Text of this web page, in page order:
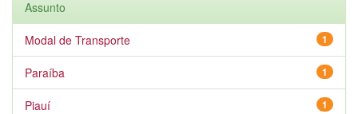
Assunto
1
Modal de Transporte
1
Paraíba
1
Piauí